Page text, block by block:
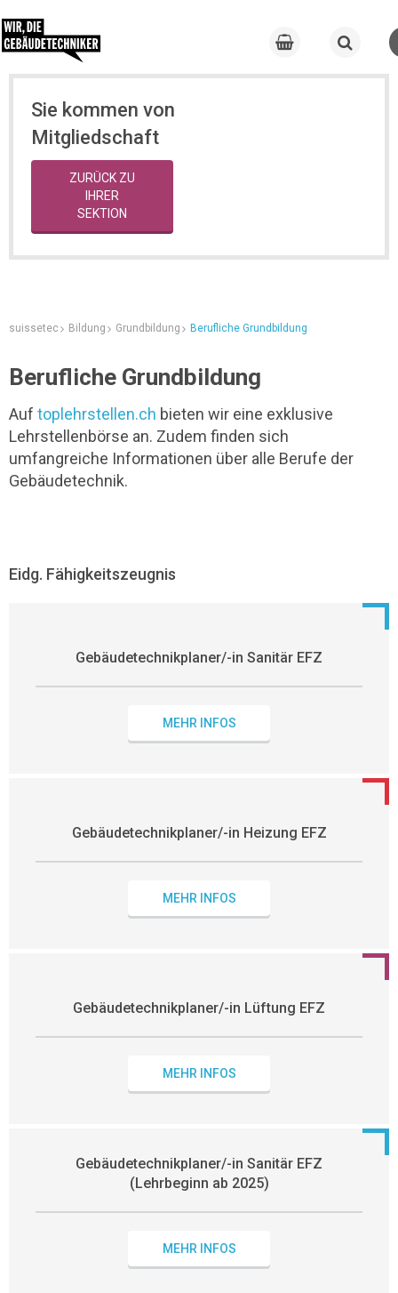
Sie kommen von
Mitgliedschaft
ZURÜCK ZU
IHRER
SEKTION
suissetec Bildung Grundbildung Berufliche Grundbildung
Berufliche Grundbildung
Auf toplehrstellen.ch bieten wir eine exklusive
Lehrstellenbörse an. Zudem finden sich
umfangreiche Informationen über alle Berufe der
Gebäudetechnik.
Eidg. Fähigkeitszeugnis
Gebäudetechnikplaner/-in Sanitär EFZ
MEHR INFOS
Gebäudetechnikplaner/-in Heizung EFZ
MEHR INFOS
Gebäudetechnikplaner/-in Lüftung EFZ
MEHR INFOS
Gebäudetechnikplaner/-in Sanitär EFZ
(Lehrbeginn ab 2025)
MEHR INFOS